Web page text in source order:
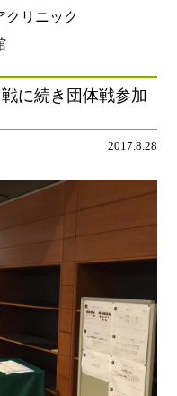
ニックのご案内
治療
ビリテーション
ステーション】
芳ケアステーション】
介護支援センター】
会の取組
部のご案内
グ
クリニック
に続き団体戦参加
2017.8.28